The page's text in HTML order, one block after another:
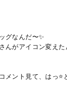
グなんだ〜✨
がアイコン変えた
メント見て、はっ⭐️